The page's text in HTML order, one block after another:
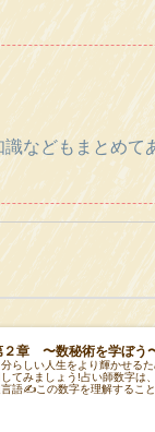
識などもまとめて
２章 〜数秘術を学ぼう
分らしい人生をより輝かせる
してみましょう!占い師数字は
語✍️この数字を理解すること